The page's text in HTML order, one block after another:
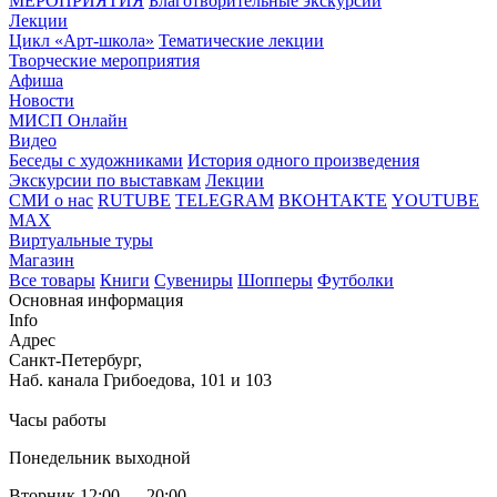
Лекции
Цикл «Арт-школа» Тематические лекции
Творческие мероприятия
Афиша
Новости
МИСП Онлайн
Видео
Беседы с художниками История одного произведения
Экскурсии по выставкам Лекции
СМИ о нас RUTUBE TELEGRAM ВКОНТАКТЕ YOUTUBE
MAX
Виртуальные туры
Магазин
Все товары Книги Сувениры Шопперы Футболки
Основная информация
Info
Адрес
Санкт-Петербург,
Наб. канала Грибоедова, 101 и 103
Часы работы
Понедельник выходной